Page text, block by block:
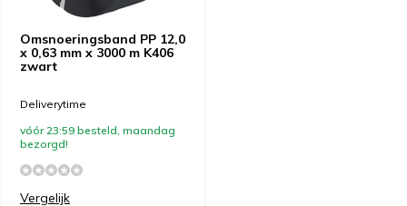
Omsnoeringsband PP 12,0
x 0,63 mm x 3000 m K406
zwart
Deliverytime
vóór 23:59 besteld, maandag
bezorgd!
Vergelijk